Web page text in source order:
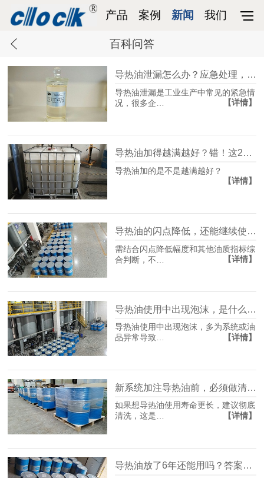
产品 案例 新闻 我们
百科问答
导热油泄漏怎么办？应急处理，一步都不能错
导热油泄漏是工业生产中常见的紧急情
况，很多企…
【详情】
导热油加得越满越好？错！这2个危害要警惕
导热油加的是不是越满越好？
【详情】
导热油的闪点降低，还能继续使用吗？
需结合闪点降低幅度和其他油质指标综
合判断，不…
【详情】
导热油使用中出现泡沫，是什么原因导致的？
导热油使用中出现泡沫，多为系统或油
品异常导致…
【详情】
新系统加注导热油前，必须做清洗吗？
如果想导热油使用寿命更长，建议彻底
清洗，这是…
【详情】
导热油放了6年还能用吗？答案看这几点就够了